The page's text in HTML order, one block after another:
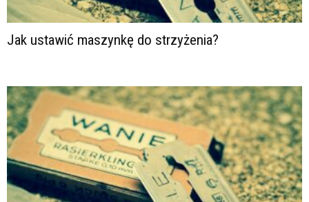
Jak ustawić maszynkę do strzyżenia?